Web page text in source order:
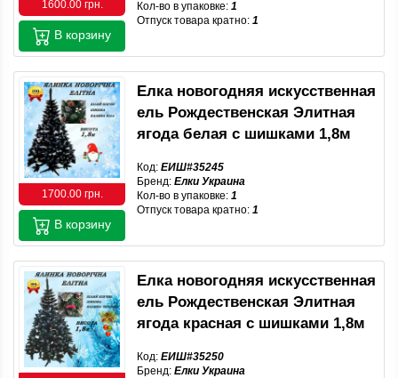
1600.00 грн.
Кол-во в упаковке: 1
Отпуск товара кратно: 1
В корзину
1700.00 грн.
Елка новогодняя искусственная
ель Рождественская Элитная
ягода белая с шишками 1,8м
Код: ЕИШ#35245
Бренд: Елки Украина
Кол-во в упаковке: 1
Отпуск товара кратно: 1
В корзину
Елка новогодняя искусственная
ель Рождественская Элитная
ягода красная с шишками 1,8м
Код: ЕИШ#35250
Бренд: Елки Украина